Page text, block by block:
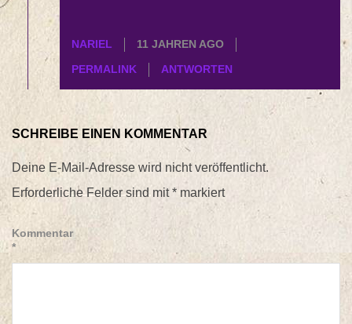
NARIEL 11 JAHREN AGO
PERMALINK ANTWORTEN
SCHREIBE EINEN KOMMENTAR
Deine E-Mail-Adresse wird nicht veröffentlicht.
Erforderliche Felder sind mit* markiert
Kommentar
*